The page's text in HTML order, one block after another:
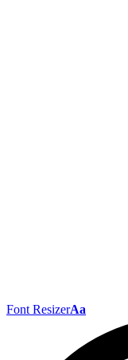
Font ResizerAa